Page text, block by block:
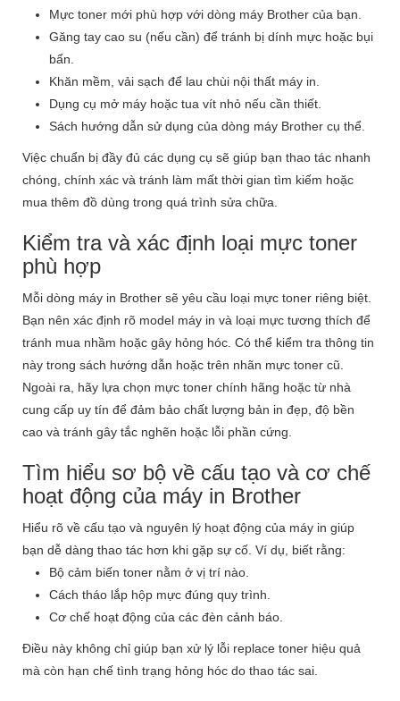
Mực toner mới phù hợp với dòng máy Brother của bạn.
Găng tay cao su (nếu cần) để tránh bị dính mực hoặc bụi
bẩn.
Khăn mềm, vải sạch để lau chùi nội thất máy in.
Dụng cụ mở máy hoặc tua vít nhỏ nếu cần thiết.
Sách hướng dẫn sử dụng của dòng máy Brother cụ thể.
Việc chuẩn bị đầy đủ các dụng cụ sẽ giúp bạn thao tác nhanh
chóng, chính xác và tránh làm mất thời gian tìm kiếm hoặc
mua thêm đồ dùng trong quá trình sửa chữa.
Kiểm tra và xác định loại mực toner
phù hợp
Mỗi dòng máy in Brother sẽ yêu cầu loại mực toner riêng biệt.
Bạn nên xác định rõ model máy in và loại mực tương thích để
tránh mua nhầm hoặc gây hỏng hóc. Có thể kiểm tra thông tin
này trong sách hướng dẫn hoặc trên nhãn mực toner cũ.
Ngoài ra, hãy lựa chọn mực toner chính hãng hoặc từ nhà
cung cấp uy tín để đảm bảo chất lượng bản in đẹp, độ bền
cao và tránh gây tắc nghẽn hoặc lỗi phần cứng.
Tìm hiểu sơ bộ về cấu tạo và cơ chế
hoạt động của máy in Brother
Hiểu rõ về cấu tạo và nguyên lý hoạt động của máy in giúp
bạn dễ dàng thao tác hơn khi gặp sự cố. Ví dụ, biết rằng:
Bộ cảm biến toner nằm ở vị trí nào.
Cách tháo lắp hộp mực đúng quy trình.
Cơ chế hoạt động của các đèn cảnh báo.
Điều này không chỉ giúp bạn xử lý lỗi replace toner hiệu quả
mà còn hạn chế tình trạng hỏng hóc do thao tác sai.